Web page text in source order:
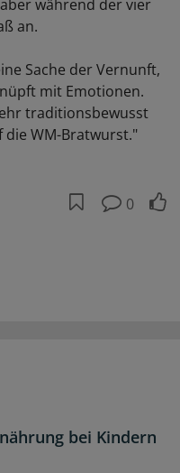
während der vier
an.
Sache der Vernunft,
mit Emotionen.
traditionsbewusst
die WM-Bratwurst."
0
bei Kindern